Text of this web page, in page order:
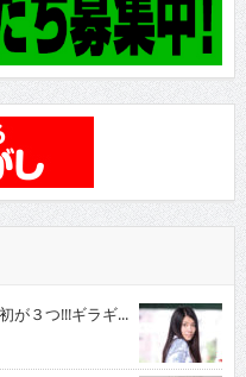
３つ!!!ギラギ...
」参戦！マ